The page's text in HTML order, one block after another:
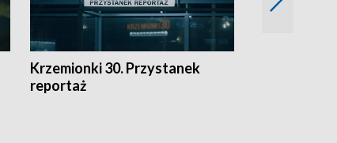
Krzemionki 30. Przystanek
reportaż